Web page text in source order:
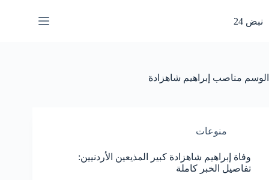
المحتوى
نبض 24
الوسم مناصب إبراهيم شاهزادة
منوعات
وفاة إبراهيم شاهزادة كبير المذيعين الأردنيين:
تفاصيل الخبر كاملة